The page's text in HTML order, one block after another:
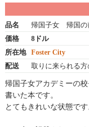
品名
帰国子女 帰国の
価格
8ドル
所在地
Foster City
配送
取りに来られる方
帰国子女アカデミーの
書いた本です。
とてもきれいな状態です